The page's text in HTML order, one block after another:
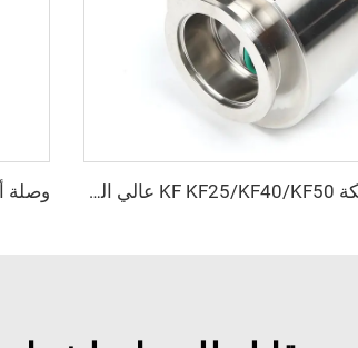
صمام فراشة بشبكة KF KF25/KF40/KF50 عالي الجودة SS304/SS316L صمام دوار للفراغ مع لوحة مغلقة بختم FKM من الفولاذ المقاوم للصدأ، التحكم في التدفق عبر تعديل NW25/NW40/NW50